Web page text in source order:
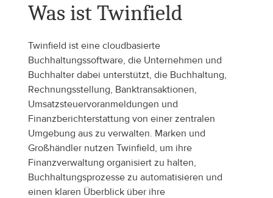
Was ist Twinfield
Twinfield ist eine cloudbasierte
Buchhaltungssoftware, die Unternehmen und
Buchhalter dabei unterstützt, die Buchhaltung,
Rechnungsstellung, Banktransaktionen,
Umsatzsteuervoranmeldungen und
Finanzberichterstattung von einer zentralen
Umgebung aus zu verwalten. Marken und
Großhändler nutzen Twinfield, um ihre
Finanzverwaltung organisiert zu halten,
Buchhaltungsprozesse zu automatisieren und
einen klaren Überblick über ihre